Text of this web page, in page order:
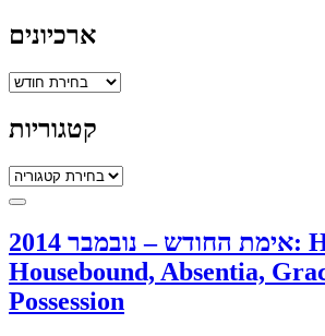
ארכיונים
ארכיונים
קטגוריות
קטגוריות
אימת החודש – נובמבר 2014: Home,
Housebound, Absentia,
Possession